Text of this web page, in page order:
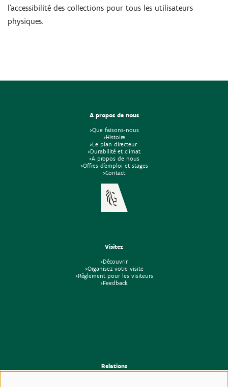
l'accessibilité des collections pour tous les utilisateurs
physiques.
A propos de nous
>Que faisons-nous
>Histoire
>Le plan directeur
>Durabilité et climat
>A propos de nous
>Offres d'emploi et stages
>Contact
Visitez
>Découvrir
>Organisez votre visite
>Règlement pour les visiteurs
>Feedback
Relations